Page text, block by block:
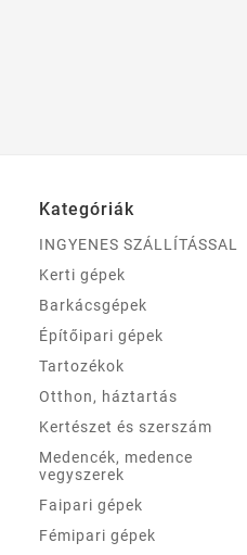
Kategóriák
INGYENES SZÁLLÍTÁSSAL
Kerti gépek
Barkácsgépek
Építőipari gépek
Tartozékok
Otthon, háztartás
Kertészet és szerszám
Medencék, medence
vegyszerek
Faipari gépek
Fémipari gépek